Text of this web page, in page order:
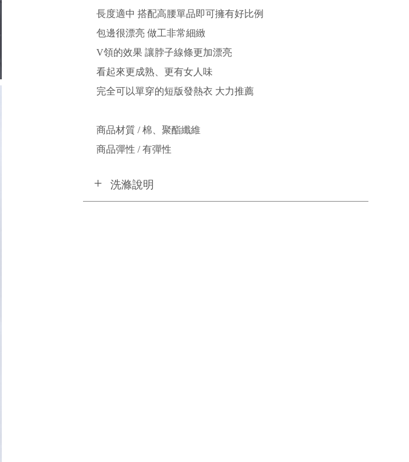
長度適中 搭配高腰單品即可擁有好比例
包邊很漂亮 做工非常細緻
V領的效果 讓脖子線條更加漂亮
看起來更成熟、更有女人味
完全可以單穿的短版發熱衣 大力推薦
商品材質 / 棉、聚酯纖維
商品彈性 / 有彈性
洗滌說明